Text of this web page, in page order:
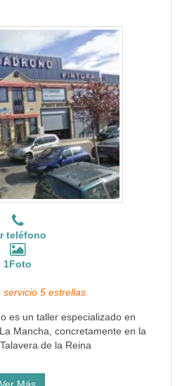
teléfono
1Foto
servicio 5 estrellas
es un taller especializado en
Mancha, concretamente en la
de la Reina